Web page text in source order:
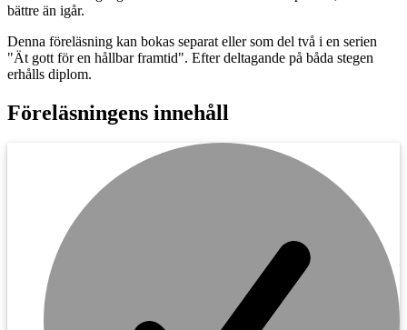
bättre än igår.
Denna föreläsning kan bokas separat eller som del två i en serien
"Ät gott för en hållbar framtid". Efter deltagande på båda stegen
erhålls diplom.
Föreläsningens innehåll